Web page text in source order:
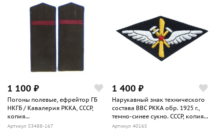
1 100 ₽
Погоны полевые, ефрейтор ГБ
НКГБ / Кавалерия РККА, СССР,
копия...
Артикул 53488-167
1 400 ₽
Нарукавный знак технического
состава ВВС РККА обр. 1925 г.,
темно-синее сукно. СССР, копия...
Артикул 40165